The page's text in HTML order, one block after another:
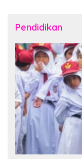
Pendidikan